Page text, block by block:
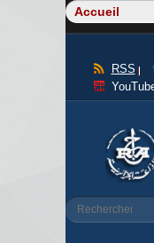
RSS
Rechercher